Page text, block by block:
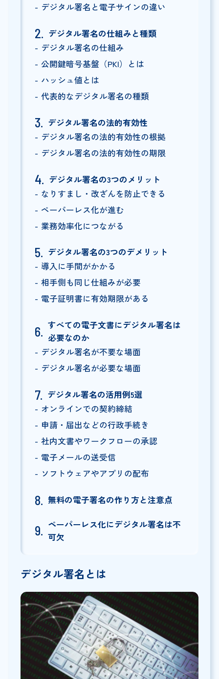
デジタル署名と電子サインの違い
デジタル署名の仕組みと種類
デジタル署名の仕組み
公開鍵暗号基盤（PKI）とは
ハッシュ値とは
代表的なデジタル署名の種類
デジタル署名の法的有効性
デジタル署名の法的有効性の根拠
デジタル署名の法的有効性の期限
デジタル署名の3つのメリット
なりすまし・改ざんを防止できる
ペーパーレス化が進む
業務効率化につながる
デジタル署名の3つのデメリット
導入に手間がかかる
相手側も同じ仕組みが必要
電子証明書に有効期限がある
すべての電子文書にデジタル署名は
必要なのか
デジタル署名が不要な場面
デジタル署名が必要な場面
デジタル署名の活用例5選
オンラインでの契約締結
申請・届出などの行政手続き
社内文書やワークフローの承認
電子メールの送受信
ソフトウェアやアプリの配布
無料の電子署名の作り方と注意点
ペーパーレス化にデジタル署名は不
可欠
デジタル署名とは